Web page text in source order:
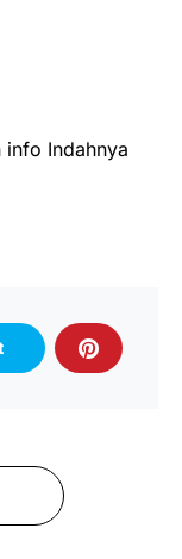
Indahnya